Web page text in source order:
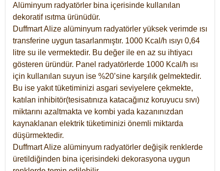
Alüminyum radyatörler bina içerisinde kullanılan
dekoratif ısıtma ürünüdür.
Duffmart Alize alüminyum radyatörler yüksek verimde ısı
transferine uygun tasarlanmıştır. 1000 Kcal/h ısıyı 0,64
litre su ile vermektedir. Bu değer ile en az su ihtiyacı
gösteren üründür. Panel radyatörlerde 1000 Kcal/h ısı
için kullanılan suyun ise %20’sine karşılık gelmektedir.
Bu ise yakıt tüketiminizi asgari seviyelere çekmekte,
katılan inhibitör(tesisatınıza katacağınız koruyucu sıvı)
miktarını azaltmakta ve kombi yada kazanınızdan
kaynaklanan elektrik tüketiminizi önemli miktarda
düşürmektedir.
Duffmart Alize alüminyum radyatörler değişik renklerde
üretildiğinden bina içerisindeki dekorasyona uygun